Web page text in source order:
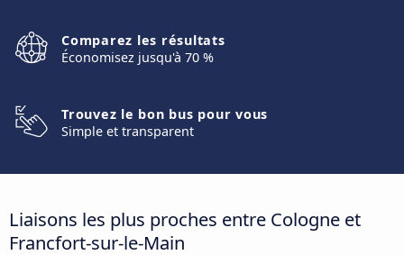
Comparez les résultats
Économisez jusqu'à 70 %
Trouvez le bon bus pour vous
Simple et transparent
Liaisons les plus proches entre Cologne et
Francfort-sur-le-Main